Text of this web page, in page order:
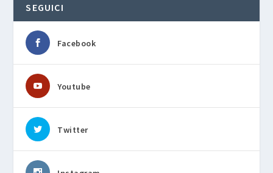
SEGUICI
Facebook
Youtube
Twitter